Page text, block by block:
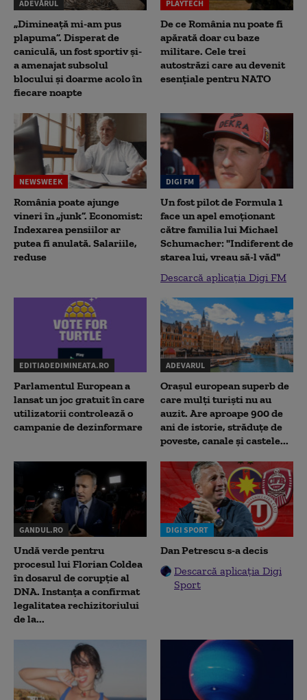
ADEVĂRUL
„Dimineață mi-am pus
plapuma”. Disperat de
caniculă, un fost sportiv și-
a amenajat subsolul
blocului și doarme acolo în
fiecare noapte
PLAYTECH
De ce România nu poate fi
apărată doar cu baze
militare. Cele trei
autostrăzi care au devenit
esențiale pentru NATO
NEWSWEEK
România poate ajunge
vineri în „junk”. Economist:
Indexarea pensiilor ar
putea fi anulată. Salariile,
reduse
DIGI FM
Un fost pilot de Formula 1
face un apel emoționant
către familia lui Michael
Schumacher: "Indiferent de
starea lui, vreau să-l văd"
Descarcă aplicația Digi FM
EDITIADEDIMINEATA.RO
Parlamentul European a
lansat un joc gratuit în care
utilizatorii controlează o
campanie de dezinformare
ADEVARUL
Orașul european superb de
care mulți turiști nu au
auzit. Are aproape 900 de
ani de istorie, străduțe de
poveste, canale și castele...
GANDUL.RO
Undă verde pentru
procesul lui Florian Coldea
în dosarul de corupție al
DNA. Instanța a confirmat
legalitatea rechizitoriului
de la...
DIGI SPORT
Dan Petrescu s-a decis
Descarcă aplicația Digi
Sport